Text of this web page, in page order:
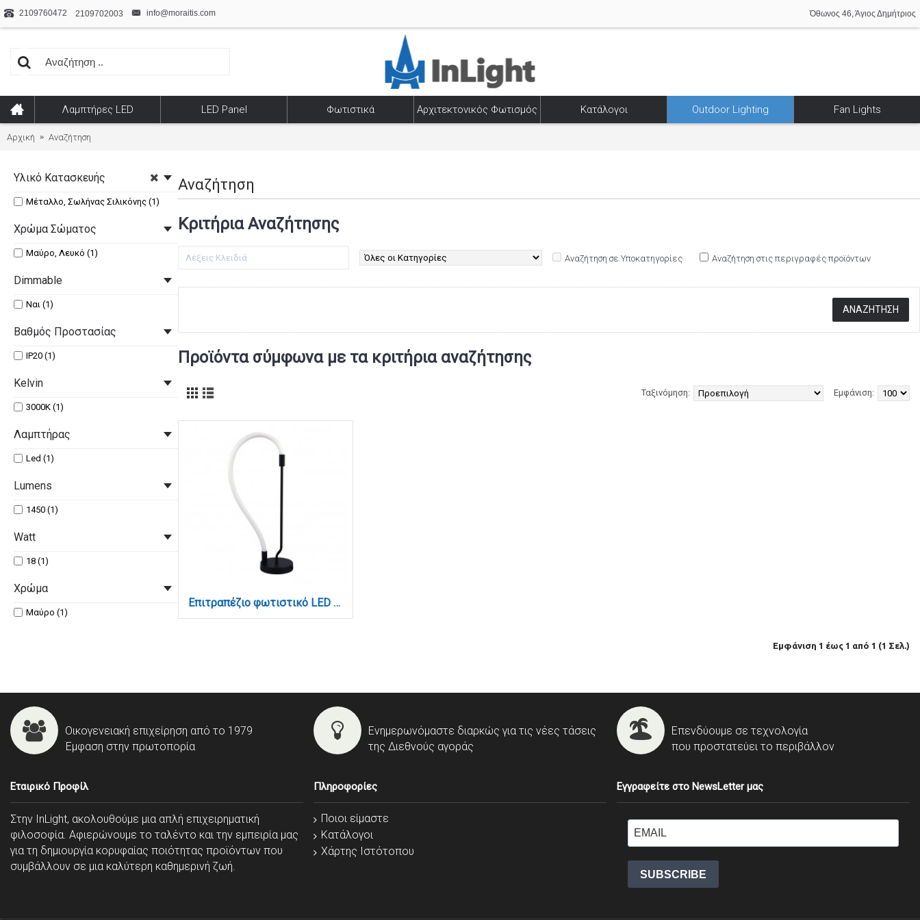
2109760472 2109702003 info@moraitis.com Όθωνος 46, Άγιος Δημήτριος
Λαμπτήρες LED LED Panel Φωτιστικά Αρχιτεκτονικός Φωτισμός Κατάλογοι Outdoor Lighting Fan Lights
Αρχική Αναζήτηση
Υλικό Κατασκευής
Μέταλλο, Σωλήνας Σιλικόνης (1)
Χρώμα Σώματος
Μαύρο, Λευκό (1)
Dimmable
Ναι (1)
Βαθμός Προστασίας
IP20 (1)
Kelvin
3000Κ (1)
Λαμπτήρας
Led (1)
Lumens
1450 (1)
Watt
18 (1)
Χρώμα
Μαύρο (1)
Αναζήτηση
Κριτήρια Αναζήτησης
Αναζήτηση σε Υποκατηγορίες Αναζήτηση στις περιγραφές προϊόντων
Προϊόντα σύμφωνα με τα κριτήρια αναζήτησης
Εμφάνιση:
Ταξινόμηση:
Επιτραπέζιο φωτιστικό LED 18W 3000K από μαύρο μέταλλο και σωλήνα σιλικόνης D:60cm (3010)
Εμφάνιση 1 έως 1 από 1 (1 Σελ.)
Οικογενειακή επιχείρηση από το 1979
Έμφαση στην πρωτοπορία
Ενημερωνόμαστε διαρκώς για τις νέες τάσεις
της Διεθνούς αγοράς
Επενδύουμε σε τεχνολογία
που προστατεύει το περιβάλλον
Εταιρικό Προφίλ
Στην InLight, ακολουθούμε μια απλή επιχειρηματική
φιλοσοφία. Αφιερώνουμε το ταλέντο και την εμπειρία μας
για τη δημιουργία κορυφαίας ποιότητας προϊόντων που
συμβάλλουν σε μια καλύτερη καθημερινή ζωή.
Πληροφορίες
Ποιοι είμαστε
Κατάλογοι
Χάρτης Ιστότοπου
Εγγραφείτε στο NewsLetter μας
SUBSCRIBE